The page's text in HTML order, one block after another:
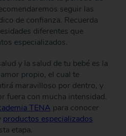
seguir las
de confianza. Recuerda
diferentes que
especializados.
y la salud de tu bebé es la
propio, el cual te
maravilloso por dentro, y
fuera con mucha intensidad.
TENA para conocer
productos especializados
etapa.